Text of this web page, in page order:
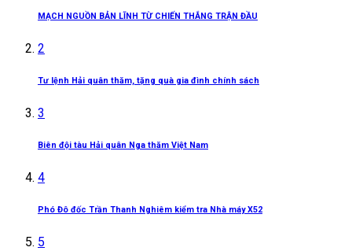
MẠCH NGUỒN BẢN LĨNH TỪ CHIẾN THẮNG TRẬN ĐẦU
2
Tư lệnh Hải quân thăm, tặng quà gia đình chính sách
3
Biên đội tàu Hải quân Nga thăm Việt Nam
4
Phó Đô đốc Trần Thanh Nghiêm kiểm tra Nhà máy X52
5